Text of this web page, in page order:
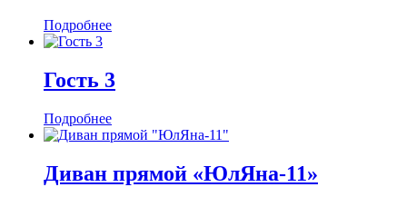
Подробнее
Гость 3
Подробнее
Диван прямой «ЮлЯна-11»